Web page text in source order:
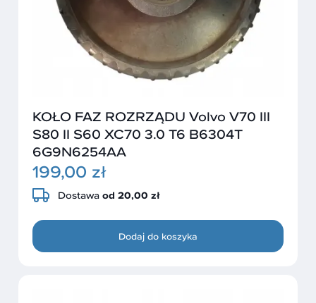
KOŁO FAZ ROZRZĄDU Volvo V70 III
S80 II S60 XC70 3.0 T6 B6304T
6G9N6254AA
199,00 zł
Dostawa od 20,00 zł
Dodaj do koszyka